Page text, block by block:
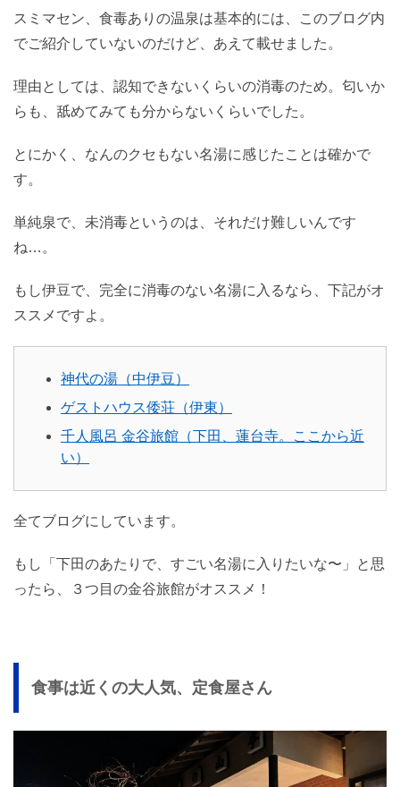
スミマセン、食毒ありの温泉は基本的には、このブログ内
でご紹介していないのだけど、あえて載せました。
理由としては、認知できないくらいの消毒のため。匂いか
らも、舐めてみても分からないくらいでした。
とにかく、なんのクセもない名湯に感じたことは確かで
す。
単純泉で、未消毒というのは、それだけ難しいんです
ね…。
もし伊豆で、完全に消毒のない名湯に入るなら、下記がオ
ススメですよ。
神代の湯（中伊豆）
ゲストハウス倭荘（伊東）
千人風呂 金谷旅館（下田、蓮台寺。ここから近
い）
全てブログにしています。
もし「下田のあたりで、すごい名湯に入りたいな〜」と思
ったら、３つ目の金谷旅館がオススメ！
食事は近くの大人気、定食屋さん